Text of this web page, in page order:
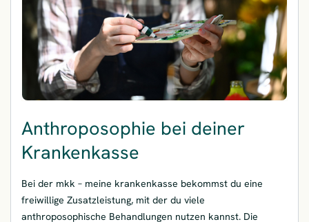
Anthroposophie bei deiner
Krankenkasse
Bei der mkk – meine krankenkasse bekommst du eine
freiwillige Zusatzleistung, mit der du viele
anthroposophische Behandlungen nutzen kannst. Die